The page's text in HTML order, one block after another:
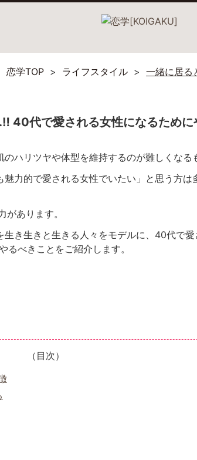
恋学TOP ライフスタイル
一緒に居る
40代で愛される女性になるために
ハリツヤや体型を維持するのが難しくなる
力的で愛される女性でいたい」と思う方は
あります。
き生きと生きる人々をモデルに、40代で
べきことをご紹介します。
（目次）